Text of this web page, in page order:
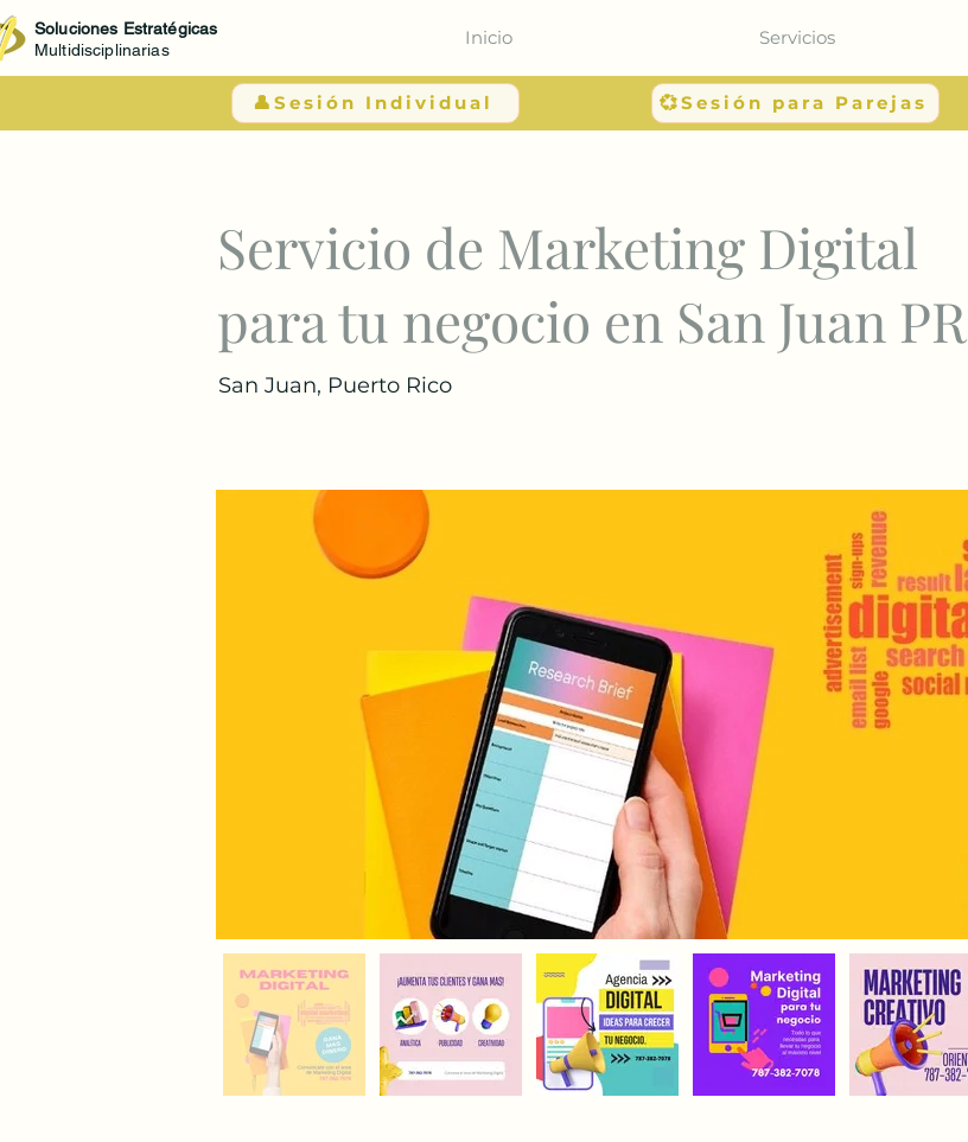
Soluciones Estratégicas
Multidisciplinarias
Inicio Servicios
👤Sesión Individual 💞Sesión para Parejas
Servicio de Marketing Digital
para tu negocio en San Juan PR
San Juan, Puerto Rico